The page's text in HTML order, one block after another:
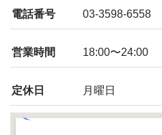
電話番号 03-3598-6558
営業時間 18:00〜24:00
定休日 月曜日